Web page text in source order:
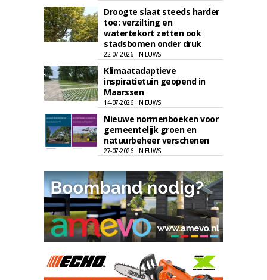
Droogte slaat steeds harder
toe: verzilting en
watertekort zetten ook
stadsbomen onder druk
22-07-2026 | NIEUWS
Klimaatadaptieve
inspiratietuin geopend in
Maarssen
14-07-2026 | NIEUWS
Nieuwe normenboeken voor
gemeentelijk groen en
natuurbeheer verschenen
27-07-2026 | NIEUWS